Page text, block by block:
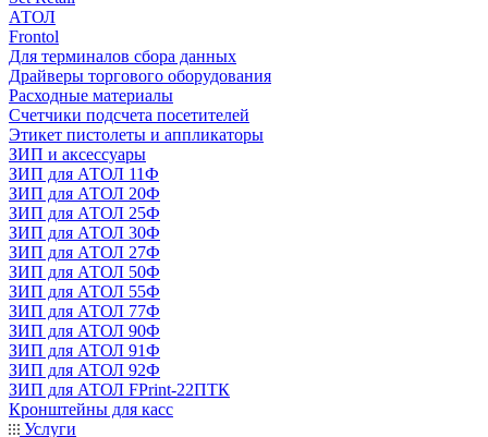
АТОЛ
Frontol
Для терминалов сбора данных
Драйверы торгового оборудования
Расходные материалы
Счетчики подсчета посетителей
Этикет пистолеты и аппликаторы
ЗИП и аксессуары
ЗИП для АТОЛ 11Ф
ЗИП для АТОЛ 20Ф
ЗИП для АТОЛ 25Ф
ЗИП для АТОЛ 30Ф
ЗИП для АТОЛ 27Ф
ЗИП для АТОЛ 50Ф
ЗИП для АТОЛ 55Ф
ЗИП для АТОЛ 77Ф
ЗИП для АТОЛ 90Ф
ЗИП для АТОЛ 91Ф
ЗИП для АТОЛ 92Ф
ЗИП для АТОЛ FPrint-22ПТК
Кронштейны для касс
Услуги